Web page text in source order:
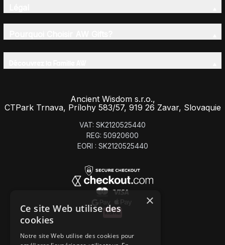
Ancient Wisdom s.r.o.,
CTPark Trnava, Prílohy 583/57, 919 26 Zavar, Slovaquie
VAT: SK2120525440
REG: 50920600
EORI : SK2120525440
×
Ce site Web utilise des
cookies
Notre site Web utilise des cookies pour